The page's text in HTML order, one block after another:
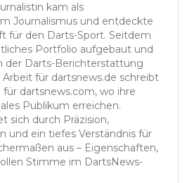
kam als
Journalismus und entdeckte
für den Darts-Sport. Seitdem
Portfolio aufgebaut und
der Darts-Berichterstattung
für dartsnews.de schreibt
dartsnews.com, wo ihre
Publikum erreichen.
sich durch Präzision,
und ein tiefes Verständnis für
aus – Eigenschaften,
Stimme im DartsNews-